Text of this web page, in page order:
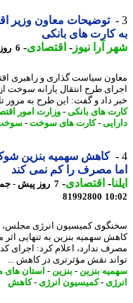
توضیحات معاون وزیر
کارت های بانکی
آرا نیوز-اقتصادی-6 روز پیش - شنبه 10 مرداد 1405، 16:02
سیاست گذاری و راهبری
طرح انتقال یارانه سوخت از
داد و گفت: این طرح به مرور تا
های بانکی-وزارت امور اقتصادی
- کارت های سوخت-سوخت-
کاهش سهمیه بنزین شوک
مصرف را کم نمی کند
-اقتصادی-
81992800
کمیسیون انرژی مجلس، با
سهمیه بنزین به تنهایی اثر
ندارد، اعلام کرد: اجرای
نقش مؤثرتری در کاهش ...
بنزین- بنزین- استان های
-کمیسیون انرژی-کاهش